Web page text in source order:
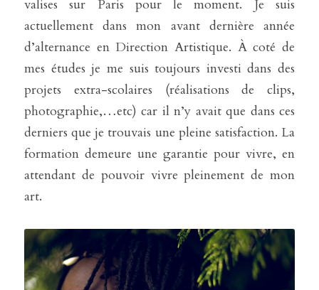
valises sur Paris pour le moment. Je suis
actuellement dans mon avant dernière année
d’alternance en Direction Artistique. À coté de
mes études je me suis toujours investi dans des
projets extra-scolaires (réalisations de clips,
photographie,…etc) car il n’y avait que dans ces
derniers que je trouvais une pleine satisfaction. La
formation demeure une garantie pour vivre, en
attendant de pouvoir vivre pleinement de mon
art.